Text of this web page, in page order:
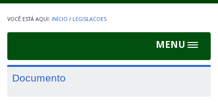
INÍCIO / LEGISLACOES
MENU
Toggle
Documento